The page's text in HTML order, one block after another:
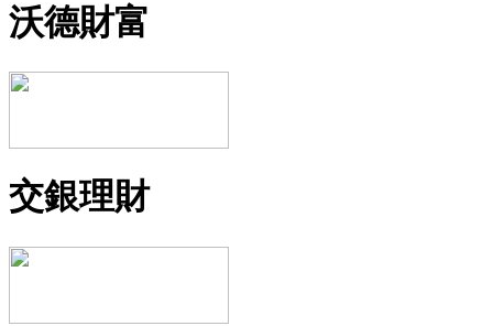
沃德財富
交銀理財